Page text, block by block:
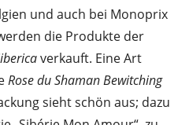
und auch bei Monoprix
die Produkte der
verkauft. Eine Art
Rose du Shaman Bewitching
sieht schön aus; dazu